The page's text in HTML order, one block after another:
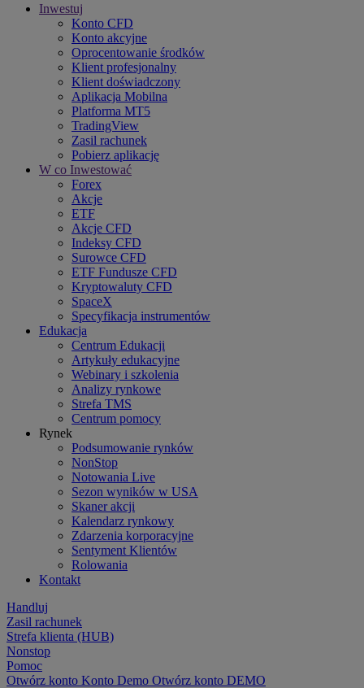
Inwestuj
Konto CFD
Konto akcyjne
Oprocentowanie środków
Klient profesjonalny
Klient doświadczony
Aplikacja Mobilna
Platforma MT5
TradingView
Zasil rachunek
Pobierz aplikację
W co Inwestować
Forex
Akcje
ETF
Akcje CFD
Indeksy CFD
Surowce CFD
ETF Fundusze CFD
Kryptowaluty CFD
SpaceX
Specyfikacja instrumentów
Edukacja
Centrum Edukacji
Artykuły edukacyjne
Webinary i szkolenia
Analizy rynkowe
Strefa TMS
Centrum pomocy
Rynek
Podsumowanie rynków
NonStop
Notowania Live
Sezon wyników w USA
Skaner akcji
Kalendarz rynkowy
Zdarzenia korporacyjne
Sentyment Klientów
Rolowania
Kontakt
Handluj
Zasil rachunek
Strefa klienta (HUB)
Nonstop
Pomoc
Otwórz konto Konto Demo Otwórz konto DEMO